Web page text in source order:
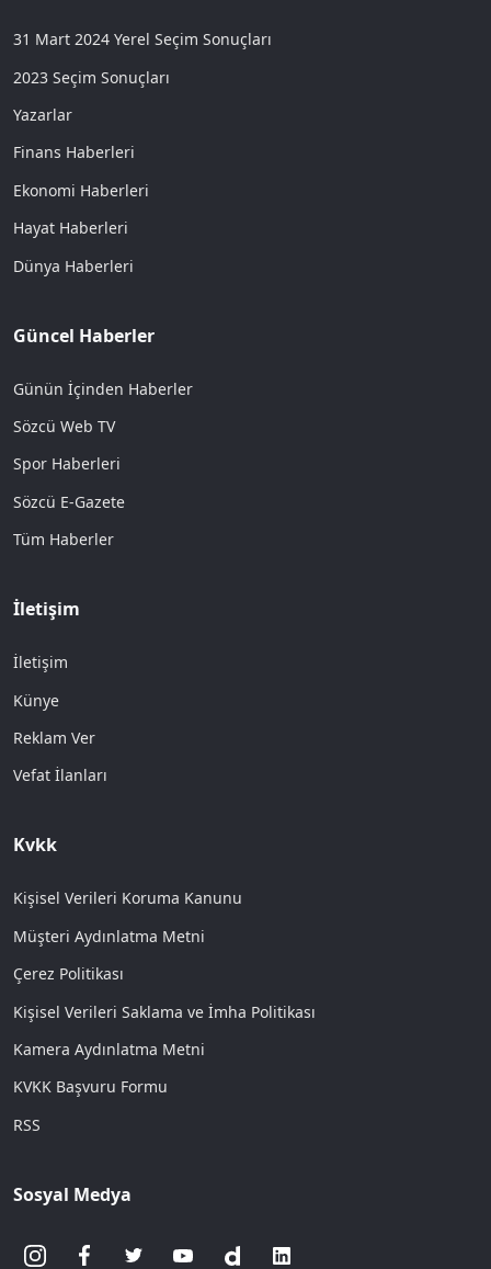
31 Mart 2024 Yerel Seçim Sonuçları
2023 Seçim Sonuçları
Yazarlar
Finans Haberleri
Ekonomi Haberleri
Hayat Haberleri
Dünya Haberleri
Güncel Haberler
Günün İçinden Haberler
Sözcü Web TV
Spor Haberleri
Sözcü E-Gazete
Tüm Haberler
İletişim
İletişim
Künye
Reklam Ver
Vefat İlanları
Kvkk
Kişisel Verileri Koruma Kanunu
Müşteri Aydınlatma Metni
Çerez Politikası
Kişisel Verileri Saklama ve İmha Politikası
Kamera Aydınlatma Metni
KVKK Başvuru Formu
RSS
Sosyal Medya